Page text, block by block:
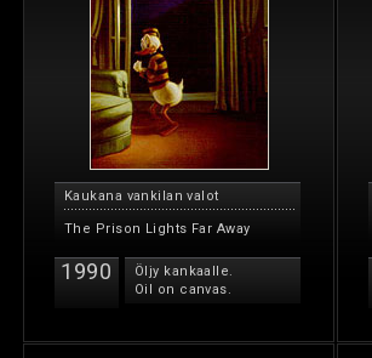
Kaukana vankilan valot
The Prison Lights Far Away
1990
Öljy kankaalle.
Oil on canvas.